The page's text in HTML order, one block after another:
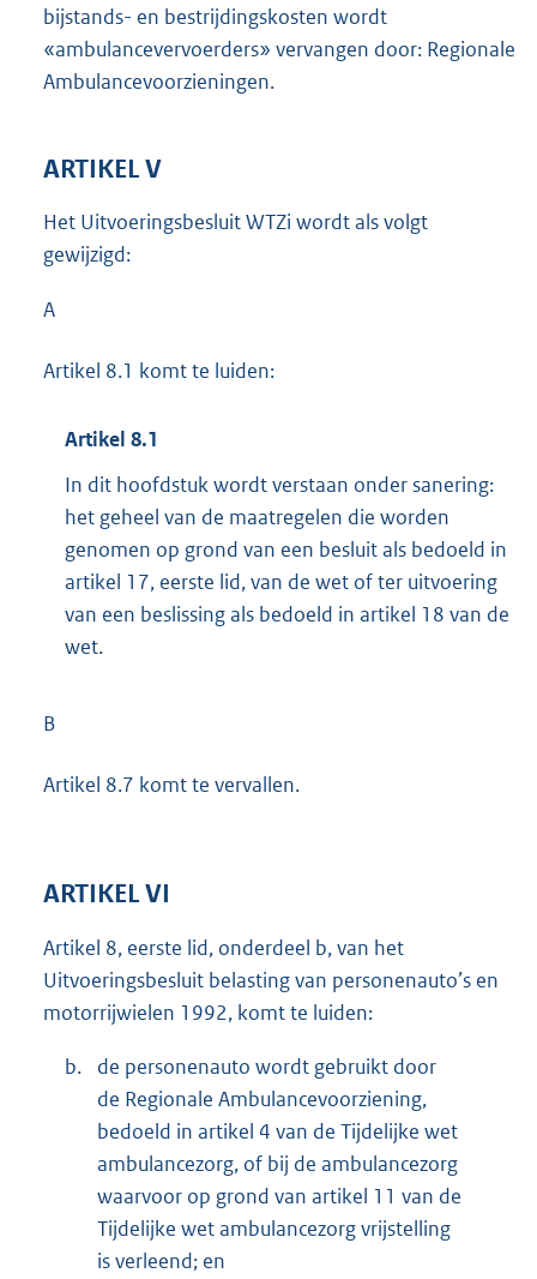
bijstands- en bestrijdingskosten wordt
«ambulancevervoerders» vervangen door: Regionale
Ambulancevoorzieningen.
ARTIKEL V
Het Uitvoeringsbesluit WTZi wordt als volgt
gewijzigd:
A
Artikel 8.1 komt te luiden:
Artikel 8.1
In dit hoofdstuk wordt verstaan onder sanering:
het geheel van de maatregelen die worden
genomen op grond van een besluit als bedoeld in
artikel 17, eerste lid, van de wet of ter uitvoering
van een beslissing als bedoeld in artikel 18 van de
wet.
B
Artikel 8.7 komt te vervallen.
ARTIKEL VI
Artikel 8, eerste lid, onderdeel b, van het
Uitvoeringsbesluit belasting van personenauto’s en
motorrijwielen 1992, komt te luiden:
b.
de personenauto wordt gebruikt door
de Regionale Ambulancevoorziening,
bedoeld in artikel 4 van de Tijdelijke wet
ambulancezorg, of bij de ambulancezorg
waarvoor op grond van artikel 11 van de
Tijdelijke wet ambulancezorg vrijstelling
is verleend; en